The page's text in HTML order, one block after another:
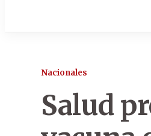
Nacionales
Salud